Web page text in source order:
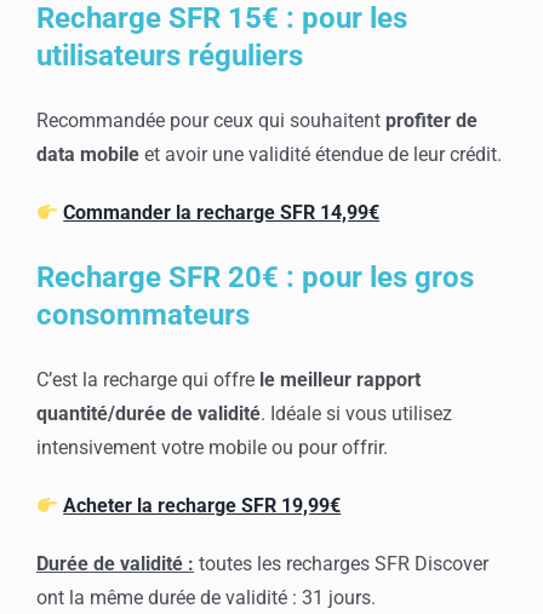
Recharge SFR 15€ : pour les
utilisateurs réguliers
Recommandée pour ceux qui souhaitent profiter de
data mobile et avoir une validité étendue de leur crédit.
Commander la recharge SFR 14,99€
Recharge SFR 20€ : pour les gros
consommateurs
C’est la recharge qui offre le meilleur rapport
quantité/durée de validité. Idéale si vous utilisez
intensivement votre mobile ou pour offrir.
Acheter la recharge SFR 19,99€
Durée de validité : toutes les recharges SFR Discover
ont la même durée de validité : 31 jours.